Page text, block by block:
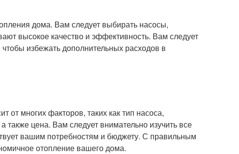
дома. Вам следует выбирать насосы,
высокое качество и эффективность. Вам следует
избежать дополнительных расходов в
от многих факторов, таких как тип насоса,
также цена. Вам следует внимательно изучить все
вашим потребностям и бюджету. С правильным
отопление вашего дома.